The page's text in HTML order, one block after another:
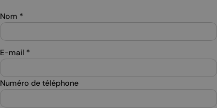
Nom *
E-mail *
Numéro de téléphone